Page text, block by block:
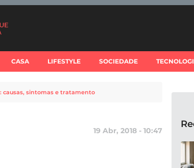
CASA LIFESTYLE SOCIEDADE
causas, sintomas e tratamento
19 Abr, 2018 - 10:47